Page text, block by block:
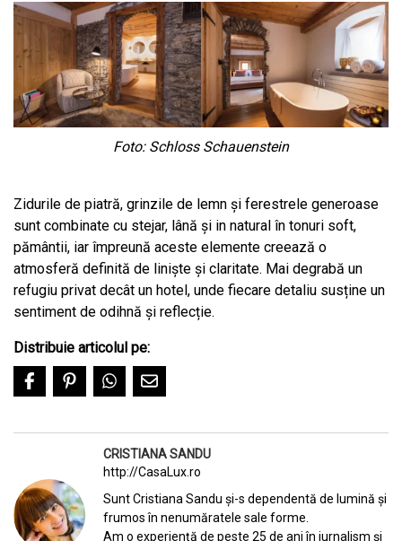
Foto: Schloss Schauenstein
Zidurile de piatră, grinzile de lemn și ferestrele generoase
sunt combinate cu stejar, lână și in natural în tonuri soft,
pământii, iar împreună aceste elemente creează o
atmosferă definită de liniște și claritate. Mai degrabă un
refugiu privat decât un hotel, unde fiecare detaliu susține un
sentiment de odihnă și reflecție.
Distribuie articolul pe:
CRISTIANA SANDU
http://CasaLux.ro
Sunt Cristiana Sandu și-s dependentă de lumină și
frumos în nenumăratele sale forme.
Am o experiență de peste 25 de ani în jurnalism și